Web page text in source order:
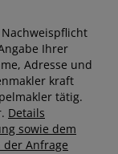
Ihrer
Adresse und
kraft
tätig.
Details
sowie dem
Anfrage